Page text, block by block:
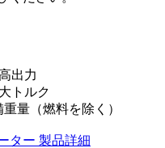
出力
トルク
重量（燃料を除く）
ター 製品詳細